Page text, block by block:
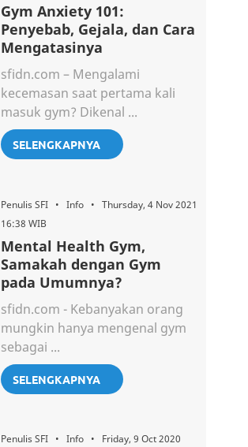
Gym Anxiety 101:
Penyebab, Gejala, dan Cara
Mengatasinya
sfidn.com – Mengalami
kecemasan saat pertama kali
masuk gym? Dikenal ...
SELENGKAPNYA
Penulis SFI • Info • Thursday, 4 Nov 2021
16:38 WIB
Mental Health Gym,
Samakah dengan Gym
pada Umumnya?
sfidn.com - Kebanyakan orang
mungkin hanya mengenal gym
sebagai ...
SELENGKAPNYA
Penulis SFI • Info • Friday, 9 Oct 2020